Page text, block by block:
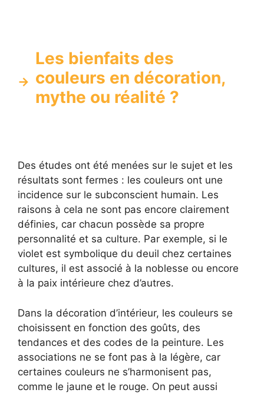
Les bienfaits des
couleurs en décoration,
mythe ou réalité ?
Des études ont été menées sur le sujet et les
résultats sont fermes : les couleurs ont une
incidence sur le subconscient humain. Les
raisons à cela ne sont pas encore clairement
définies, car chacun possède sa propre
personnalité et sa culture. Par exemple, si le
violet est symbolique du deuil chez certaines
cultures, il est associé à la noblesse ou encore
à la paix intérieure chez d’autres.
Dans la décoration d’intérieur, les couleurs se
choisissent en fonction des goûts, des
tendances et des codes de la peinture. Les
associations ne se font pas à la légère, car
certaines couleurs ne s’harmonisent pas,
comme le jaune et le rouge. On peut aussi